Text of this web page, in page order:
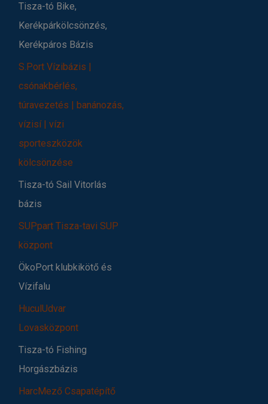
Tisza-tó Bike,
Kerékpárkölcsönzés,
Kerékpáros Bázis
S.Port Vízibázis |
csónakbérlés,
túravezetés | banánozás,
vízisí | vízi
sporteszközök
kölcsönzése
Tisza-tó Sail Vitorlás
bázis
SUPpart Tisza-tavi SUP
központ
ÖkoPort klubkikötő és
Vízifalu
HuculUdvar
Lovasközpont
Tisza-tó Fishing
Horgászbázis
HarcMező Csapatépítő